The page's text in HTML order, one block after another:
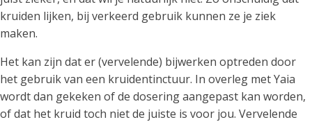
kruiden lijken, bij verkeerd gebruik kunnen ze je ziek
maken.
Het kan zijn dat er (vervelende) bijwerken optreden door
het gebruik van een kruidentinctuur. In overleg met Yaia
wordt dan gekeken of de dosering aangepast kan worden,
of dat het kruid toch niet de juiste is voor jou. Vervelende